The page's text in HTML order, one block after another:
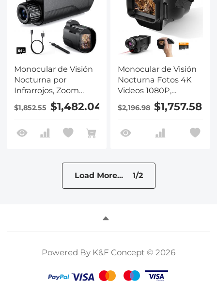
Monocular de Visión
Nocturna por
Infrarrojos, Zoom
Digital 10X, Alcance
de 800M, Pantalla de
2000mAh Kentfaith
$1,852.55 $1,482.04
Monocular de Visión
Nocturna Fotos 4K
Videos 1080P,
Pantalla de 2
$2,196.98 $1,757.58
Load More... 1/2
Powered By K&F Concept © 2026